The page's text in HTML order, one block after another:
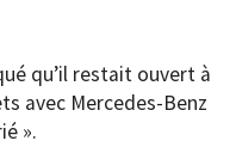
qu’il restait ouvert à
avec Mercedes-Benz
».